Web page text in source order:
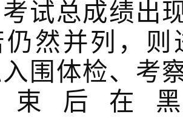
试总成绩出
仍然并列，
围体检、考
束后在